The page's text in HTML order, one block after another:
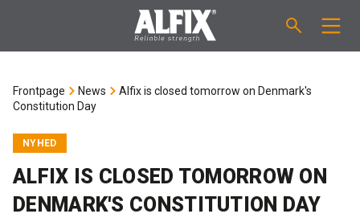
Tanking systems
CALCULATION
ABOUT ALFIX
Frontpage News
Alfix is closed tomorrow on Denmark's
Constitution Day
NYHED
ALFIX IS CLOSED TOMORROW ON
DENMARK'S CONSTITUTION DAY